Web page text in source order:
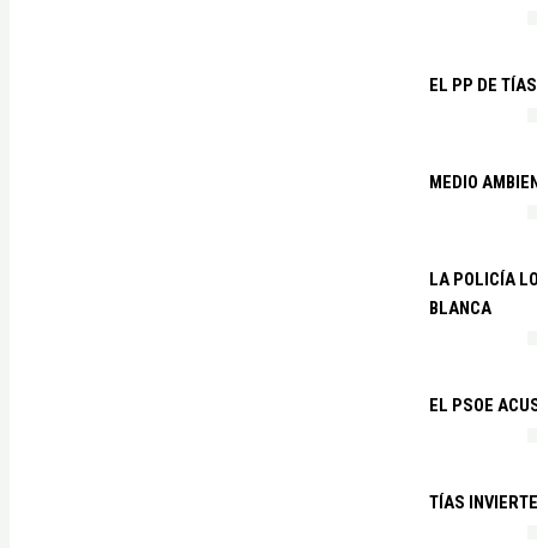
EL PP DE
MEDIO
LA POLICÍA
BLANCA
EL PSOE
TÍAS